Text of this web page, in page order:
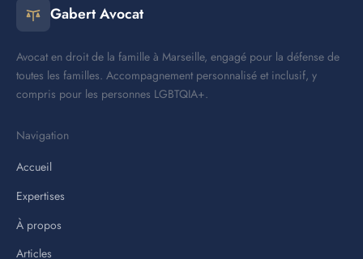
Gabert Avocat
Avocat en droit de la famille à Marseille, engagé pour la défense de
toutes les familles. Accompagnement personnalisé et inclusif, y
compris pour les personnes LGBTQIA+.
Navigation
Accueil
Expertises
À propos
Articles